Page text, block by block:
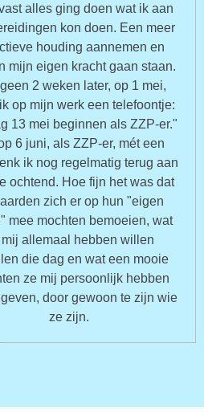
alles ging doen wat ik aan
kon doen. Een meer
houding aannemen en
mijn eigen kracht gaan staan.
2 weken later, op 1 mei,
op mijn werk een telefoontje:
13 mei beginnen als ZZP-er."
6 juni, als ZZP-er, mét een
ik nog regelmatig terug aan
ochtend. Hoe fijn het was dat
zich er op hun "eigen
mee mochten bemoeien, wat
mij allemaal hebben willen
die dag en wat een mooie
ze mij persoonlijk hebben
door gewoon te zijn wie
ze zijn.